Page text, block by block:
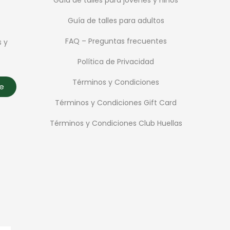
y
Guía de talles para adultos
FAQ – Preguntas frecuentes
Política de Privacidad
Términos y Condiciones
Términos y Condiciones Gift Card
Términos y Condiciones Club Huellas